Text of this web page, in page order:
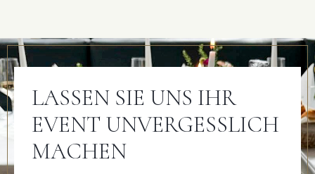
LASSEN SIE UNS IHR
EVENT UNVERGESSLICH
MACHEN